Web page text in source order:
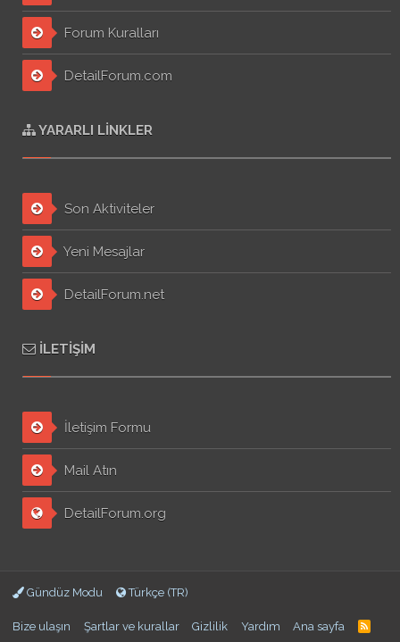
Forum Kuralları
DetailForum.com
YARARLI LINKLER
Son Aktiviteler
Yeni Mesajlar
DetailForum.net
İLETIŞIM
İletişim Formu
Mail Atın
DetailForum.org
Gündüz Modu Türkçe (TR)
Bize ulaşın Şartlar ve kurallar Gizlilik Yardım Ana sayfa